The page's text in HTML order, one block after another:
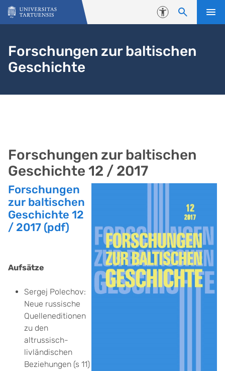
Skip to content
Accessibility
Forschungen zur baltischen
Geschichte
Forschungen zur baltischen
Geschichte 12 / 2017
Forschungen
zur baltischen
Geschichte 12
/ 2017 (pdf)
Aufsätze
Sergej Polechov:
Neue russische
Quelleneditionen
zu den
altrussisch-
livländischen
Beziehungen (s 11)